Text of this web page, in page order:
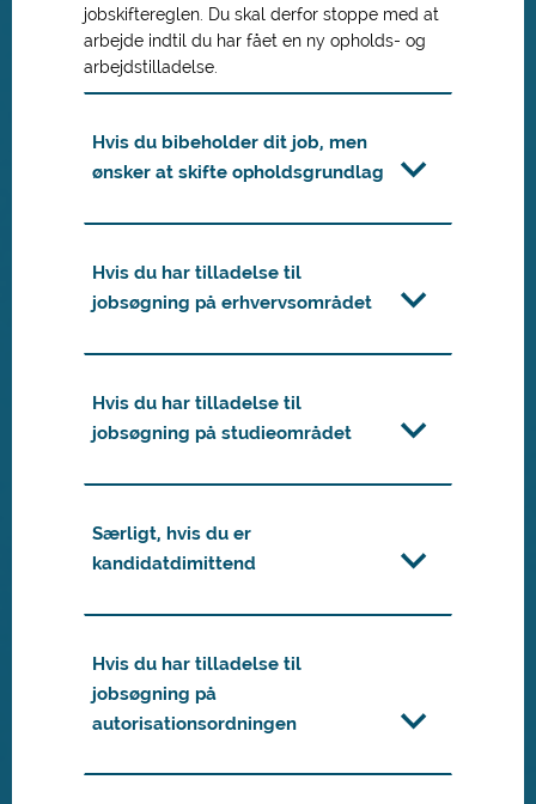
jobskiftereglen. Du skal derfor stoppe med at
arbejde indtil du har fået en ny opholds- og
arbejdstilladelse.
Hvis du bibeholder dit job, men
ønsker at skifte opholdsgrundlag
Hvis du har tilladelse til
jobsøgning på erhvervsområdet
Hvis du har tilladelse til
jobsøgning på studieområdet
Særligt, hvis du er
kandidatdimittend
Hvis du har tilladelse til
jobsøgning på
autorisationsordningen